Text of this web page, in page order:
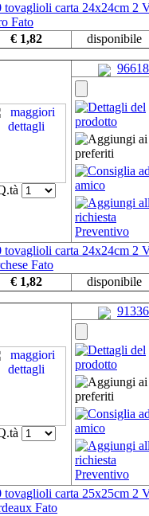
tovaglioli carta 24x24cm 2
Fato
€ 1,82
disponibile
96618
tovaglioli carta 24x24cm 2
Fato
€ 1,82
disponibile
91336
tovaglioli carta 25x25cm 2
Fato